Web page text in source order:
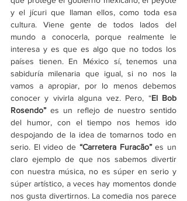
y el jícuri que llaman ellos, como toda esa
cultura. Viene gente de todos lados del
mundo a conocerla, porque realmente le
interesa y es que es algo que no todos los
países tienen. En México sí, tenemos una
sabiduría milenaria que igual, si no nos la
vamos a apropiar, por lo menos debemos
conocer y vivirla alguna vez. Pero, “El Bob
Rosendo” es un reflejo de nuestro sentido
del humor, con el tiempo nos hemos ido
despojando de la idea de tomarnos todo en
serio. El video de “Carretera Furacão” es un
claro ejemplo de que nos sabemos divertir
con nuestra música, no es súper en serio y
súper artístico, a veces hay momentos donde
nos gusta divertirnos. La comedia nos parece